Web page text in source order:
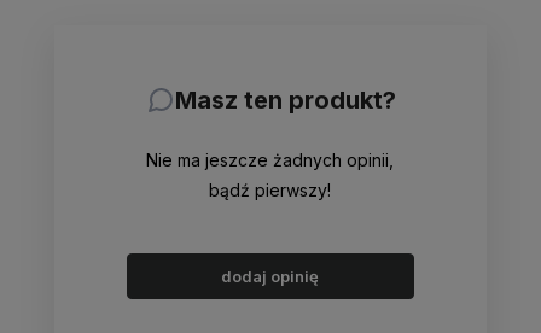
Masz ten produkt?
Nie ma jeszcze żadnych opinii,
bądź pierwszy!
dodaj opinię